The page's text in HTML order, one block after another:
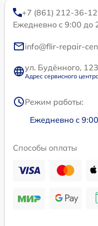
+7 (861) 212-36-12
Ежедневно с 9:00 до
info@flir-repair-
ул. Будённого, 123
Адрес сервисного
Режим работы:
Ежедневно с
Способы оплаты